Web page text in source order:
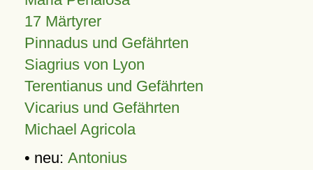
17 Märtyrer
Pinnadus und Gefährten
Siagrius von Lyon
Terentianus und Gefährten
Vicarius und Gefährten
Michael Agricola
• neu: Antonius